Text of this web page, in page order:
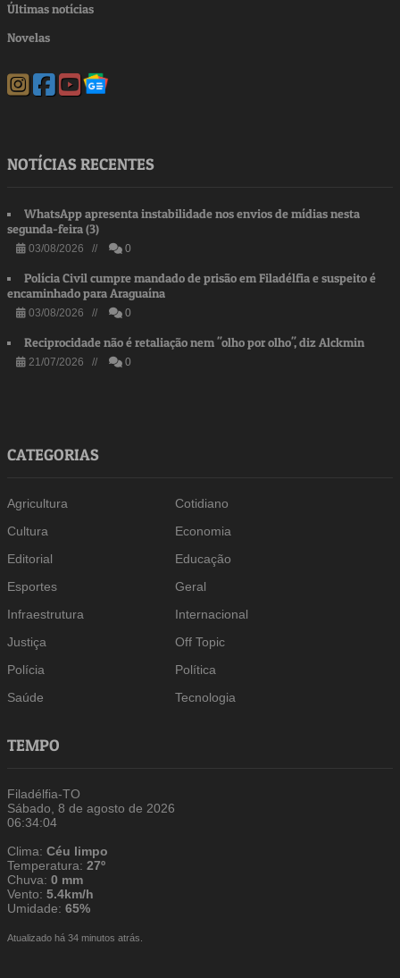
Últimas notícias
Novelas
NOTÍCIAS RECENTES
WhatsApp apresenta instabilidade nos envios de mídias nesta
segunda-feira (3)
03/08/2026 // 0
Polícia Civil cumpre mandado de prisão em Filadélfia e suspeito é
encaminhado para Araguaína
03/08/2026 // 0
Reciprocidade não é retaliação nem "olho por olho", diz Alckmin
21/07/2026 // 0
CATEGORIAS
Agricultura
Cotidiano
Cultura
Economia
Editorial
Educação
Esportes
Geral
Infraestrutura
Internacional
Justiça
Off Topic
Polícia
Política
Saúde
Tecnologia
TEMPO
Filadélfia-TO
Sábado, 8 de agosto de 2026
06:34:04
Clima:Céu limpo
Temperatura:27º
Chuva:0 mm
Vento:5.4km/h
Umidade:65%
Atualizado há 34 minutos atrás.